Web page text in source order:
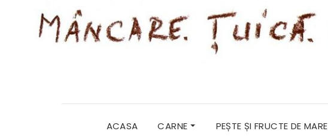
ACASA CARNE PEȘTE ȘI FRUCTE DE MARE